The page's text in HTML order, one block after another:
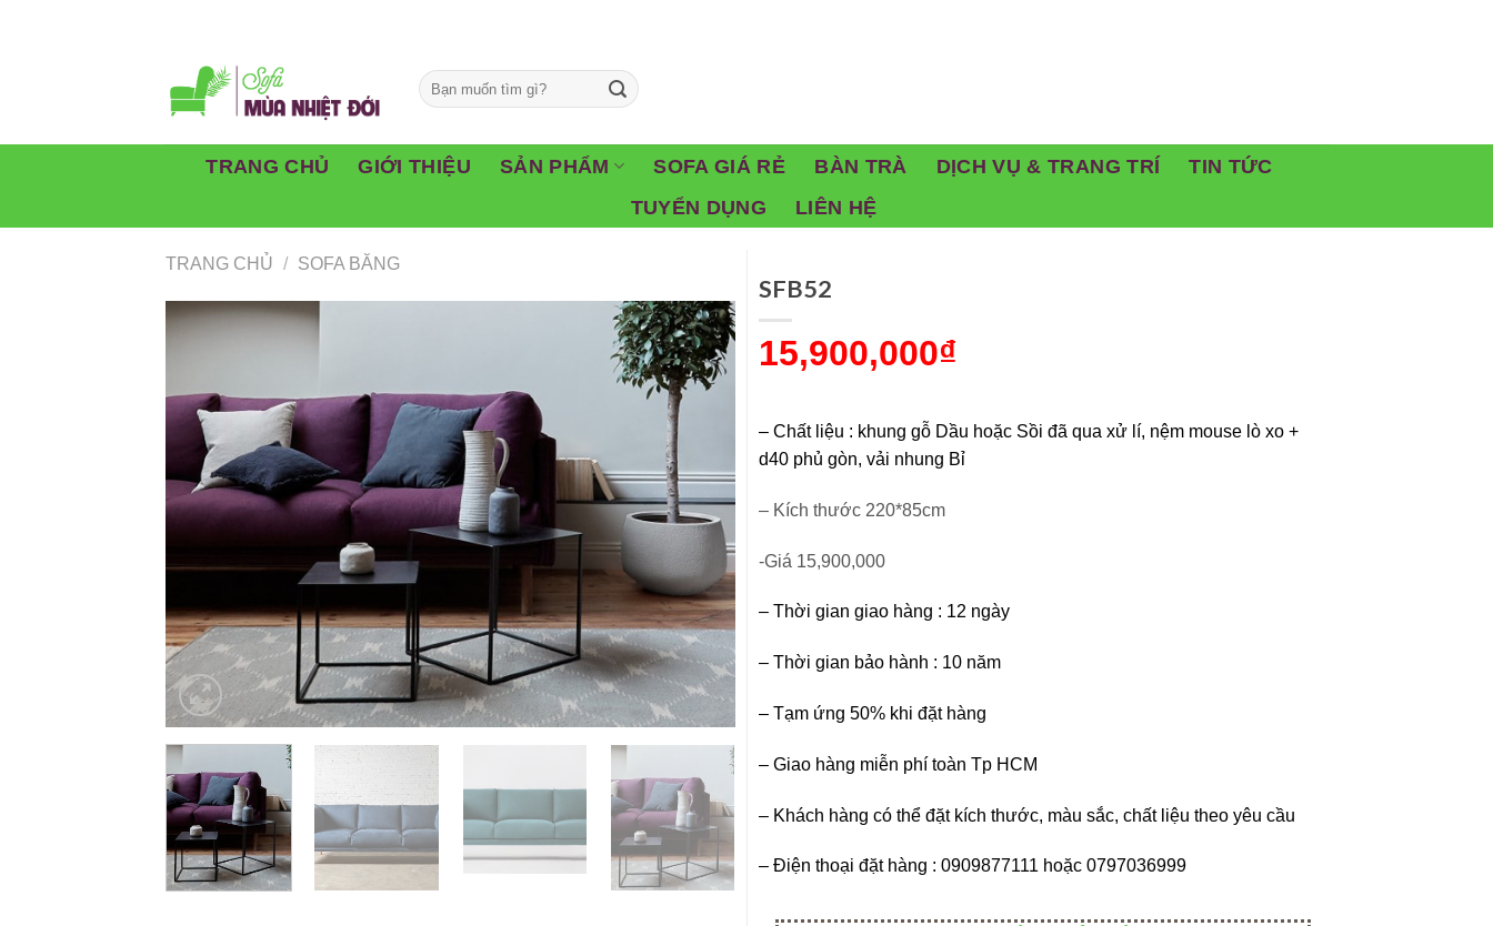
TRANG CHỦ GIỚI THIỆU SẢN PHẨM SOFA GIÁ RẺ BÀN TRÀ DỊCH VỤ & TRANG TRÍ
TIN TỨC
TUYỂN DỤNG
LIÊN HỆ
TRANG CHỦ / SOFA BĂNG
SFB52
15,900,000₫
– Chất liệu : khung gỗ Dầu hoặc Sồi đã qua xử lí, nệm mouse lò xo +
d40 phủ gòn, vải nhung Bỉ
– Kích thước 220*85cm
-Giá 15,900,000
– Thời gian giao hàng : 12 ngày
– Thời gian bảo hành : 10 năm
– Tạm ứng 50% khi đặt hàng
– Giao hàng miễn phí toàn Tp HCM
– Khách hàng có thể đặt kích thước, màu sắc, chất liệu theo yêu cầu
– Điện thoại đặt hàng : 0909877111 hoặc 0797036999